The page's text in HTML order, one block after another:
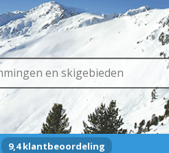
9,4 klantbeoordeling